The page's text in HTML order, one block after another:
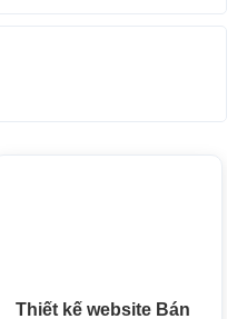
Thiết kế website Bán